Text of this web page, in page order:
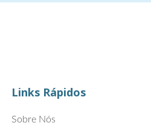
Links Rápidos
Sobre Nós